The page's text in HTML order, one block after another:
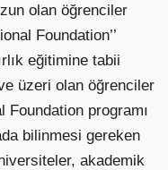
olan öğrenciler
Foundation’’
eğitimine tabii
üzeri olan öğrenciler
Foundation programı
bilinmesi gereken
akademik